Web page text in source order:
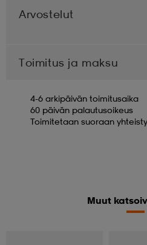
Arvostelut
Toimitus ja maksu
4-6 arkipäivän toimitusaika
60 päivän palautusoikeus
Toimitetaan suoraan
Muut